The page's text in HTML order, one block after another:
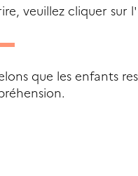
veuillez cliquer
que les enfants